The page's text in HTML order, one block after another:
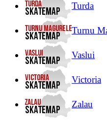
Turda
Turnu
Vaslui
Victoria
Zalau